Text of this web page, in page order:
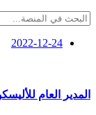
2022-12-24
المدير العام